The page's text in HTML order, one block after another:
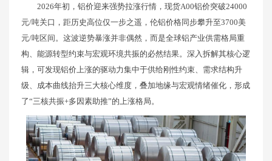
2026年初，铝价迎来强势拉涨行情，现货A00铝价突破24000
元/吨关口，距历史高位仅一步之遥，伦铝价格同步攀升至3700美
元/吨区间。这波逆势暴涨并非偶然，而是全球铝产业供需格局重
构、能源转型约束与宏观环境共振的必然结果。深入拆解其核心逻
辑，可发现铝价上涨的驱动力集中于供给刚性约束、需求结构升
级、成本曲线抬升三大核心维度，叠加地缘与宏观情绪催化，形成
了“三核共振+多因素助推”的上涨格局。